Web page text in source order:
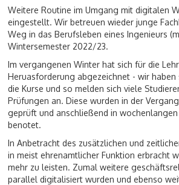
Weitere Routine im Umgang mit digitalen
eingestellt. Wir betreuen wieder junge
Weg in das Berufsleben eines Ingenieurs
Wintersemester 2022/23.
Im vergangenen Winter hat sich für die
Heruasforderung abgezeichnet - wir
die Kurse und so melden sich viele
Prüfungen an. Diese wurden in der
geprüft und anschließend in
benotet.
In Anbetracht des zusätzlichen und
in meist ehrenamtlicher Funktion erbracht
mehr zu leisten. Zumal weitere
parallel digitalisiert wurden und ebenso